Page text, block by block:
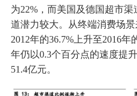
为22%，而美国及德国超市
道潜力较大。从终端消费场
2012年的36.7%上升至2016
年仍以0.3个百分点的速度提
51.4亿元。